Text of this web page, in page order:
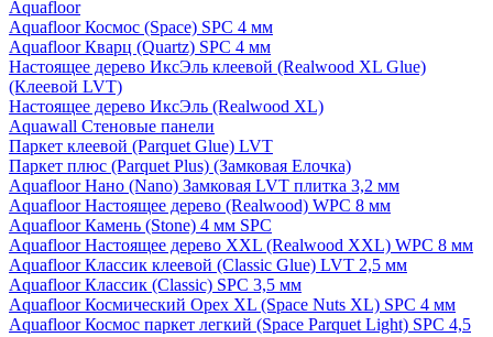
Aquafloor
Aquafloor Космос (Space) SPC 4 мм
Aquafloor Кварц (Quartz) SPC 4 мм
Настоящее дерево ИксЭль клеевой (Realwood XL Glue)
(Клеевой LVT)
Настоящее дерево ИксЭль (Realwood XL)
Aquawall Стеновые панели
Паркет клеевой (Parquet Glue) LVT
Паркет плюс (Parquet Plus) (Замковая Елочка)
Aquafloor Нано (Nano) Замковая LVT плитка 3,2 мм
Aquafloor Настоящее дерево (Realwood) WPC 8 мм
Aquafloor Камень (Stone) 4 мм SPC
Aquafloor Настоящее дерево XXL (Realwood XXL) WPC 8 мм
Aquafloor Классик клеевой (Classic Glue) LVT 2,5 мм
Aquafloor Классик (Classic) SPC 3,5 мм
Aquafloor Космический Орех XL (Space Nuts XL) SPC 4 мм
Aquafloor Космос паркет легкий (Space Parquet Light) SPC 4,5